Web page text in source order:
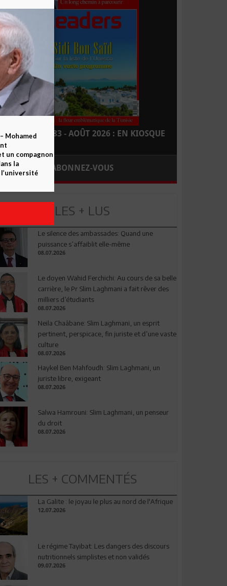
LEADERS N° 183 - AOÛT 2026 : EN KIOSQUE
ABONNEZ-VOUS
LES + LUS
Le silence des ambassades: Quand une
puissance s’affaiblit elle-même
08.07.2026
Le doyen Wahid Ferchichi: Au cours de sa belle
carrière, le Pr Slim Laghmani a fait rêver des
milliers d’étudiants
08.07.2026
Neila Chaâbane: Slim Laghmani, un esprit
pertinent, perspicace, fin juriste et d’une vaste
culture
08.07.2026
Haykel Ben Mahfoudh: Slim Laghmani, un
juriste libre, exigeant
08.07.2026
Salwa Hamrouni: Slim Laghmani, un penseur
du droit
08.07.2026
LES + COMMENTÉS
La Galite : le joyau le plus au nord de l'Afrique
12.07.2026
Le régime Tayibat: Les dangers des discours
nutritionnels simplistes et non validés
09.07.2026
Mohamed
un compagnon
la